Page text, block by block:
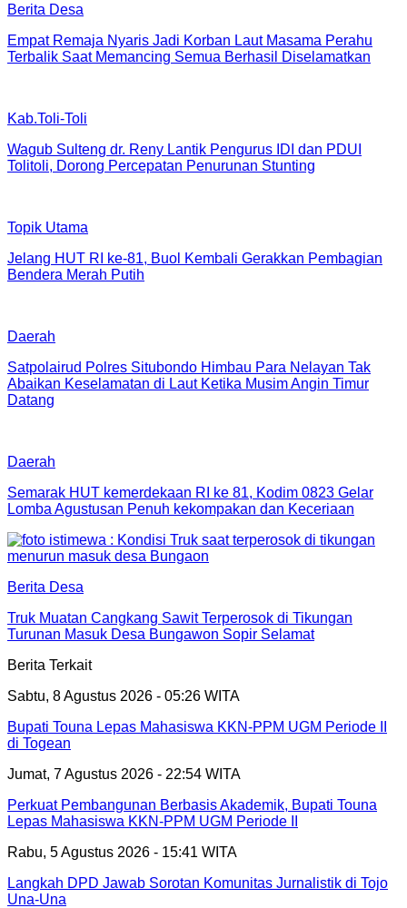
Berita Desa
Empat Remaja Nyaris Jadi Korban Laut Masama Perahu
Terbalik Saat Memancing Semua Berhasil Diselamatkan
Kab.Toli-Toli
Wagub Sulteng dr. Reny Lantik Pengurus IDI dan PDUI
Tolitoli, Dorong Percepatan Penurunan Stunting
Topik Utama
Jelang HUT RI ke-81, Buol Kembali Gerakkan Pembagian
Bendera Merah Putih
Daerah
Satpolairud Polres Situbondo Himbau Para Nelayan Tak
Abaikan Keselamatan di Laut Ketika Musim Angin Timur
Datang
Daerah
Semarak HUT kemerdekaan RI ke 81, Kodim 0823 Gelar
Lomba Agustusan Penuh kekompakan dan Keceriaan
Berita Desa
Truk Muatan Cangkang Sawit Terperosok di Tikungan
Turunan Masuk Desa Bungawon Sopir Selamat
Berita Terkait
Sabtu, 8 Agustus 2026 - 05:26 WITA
Bupati Touna Lepas Mahasiswa KKN-PPM UGM Periode II
di Togean
Jumat, 7 Agustus 2026 - 22:54 WITA
Perkuat Pembangunan Berbasis Akademik, Bupati Touna
Lepas Mahasiswa KKN-PPM UGM Periode II
Rabu, 5 Agustus 2026 - 15:41 WITA
Langkah DPD Jawab Sorotan Komunitas Jurnalistik di Tojo
Una-Una